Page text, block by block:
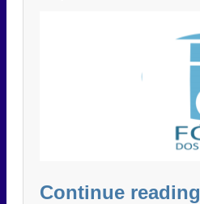
Continue reading